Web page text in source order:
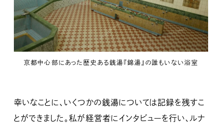
京都中心部にあった歴史ある銭湯『錦湯』の誰もいない浴室
幸いなことに、いくつかの銭湯については記録を残すこ
とができました。私が経営者にインタビューを行い、ルナ